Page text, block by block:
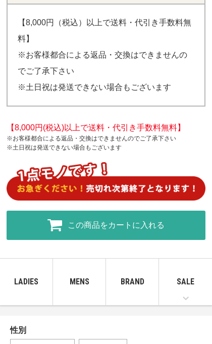
【8,000円（税込）以上で送料・代引き手数料無
料】
※お客様都合による返品・交換はできませんの
でご了承下さい
※土日祝は発送できない場合もございます
【8,000円(税込)以上で送料・代引き手数料無料】
※お客様都合による返品・交換はできませんのでご了承下さい
※土日祝は発送できない場合もございます
この商品をカートに入れる
LADIES MENS BRAND SALE
性別